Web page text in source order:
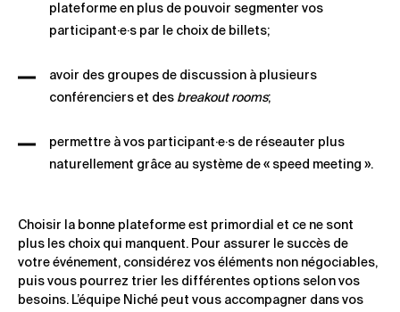
plateforme en plus de pouvoir segmenter vos
participant·e·s par le choix de billets;
avoir des groupes de discussion à plusieurs
conférenciers et des breakout rooms;
permettre à vos participant·e·s de réseauter plus
naturellement grâce au système de « speed meeting ».
Choisir la bonne plateforme est primordial et ce ne sont
plus les choix qui manquent. Pour assurer le succès de
votre événement, considérez vos éléments non négociables,
puis vous pourrez trier les différentes options selon vos
besoins. L’équipe Niché peut vous accompagner dans vos